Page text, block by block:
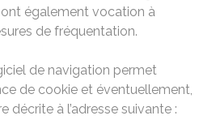
également vocation à
de fréquentation.
de navigation permet
de cookie et éventuellement,
décrite à l’adresse suivante :